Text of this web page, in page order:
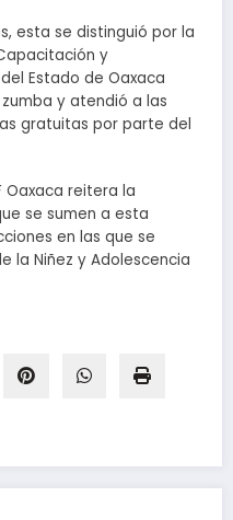
esta se distinguió por la
y
Estado de Oaxaca
y atendió a las
gratuitas por parte del
Oaxaca reitera la
se sumen a esta
en las que se
la Niñez y Adolescencia